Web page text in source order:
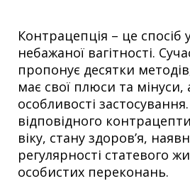
Контрацепція – це спосіб
небажаної вагітності.
пропонує десятки
має свої плюси та мінуси,
особливості
відповідного
віку, стану здоров’я,
регулярності статевого
особистих переконань.